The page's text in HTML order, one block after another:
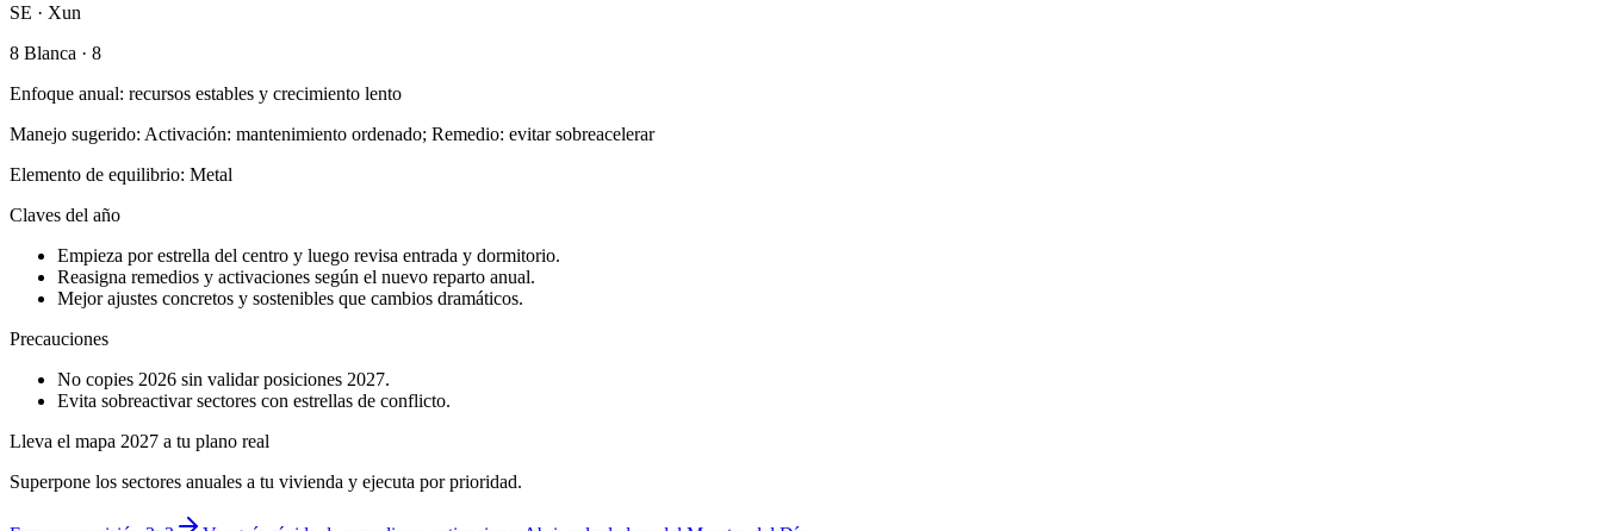
SE · Xun
8 Blanca · 8
Enfoque anual: recursos estables y crecimiento lento
Manejo sugerido: Activación: mantenimiento ordenado; Remedio: evitar sobreacelerar
Elemento de equilibrio: Metal
Claves del año
Empieza por estrella del centro y luego revisa entrada y dormitorio.
Reasigna remedios y activaciones según el nuevo reparto anual.
Mejor ajustes concretos y sostenibles que cambios dramáticos.
Precauciones
No copies 2026 sin validar posiciones 2027.
Evita sobreactivar sectores con estrellas de conflicto.
Lleva el mapa 2027 a tu plano real
Superpone los sectores anuales a tu vivienda y ejecuta por prioridad.